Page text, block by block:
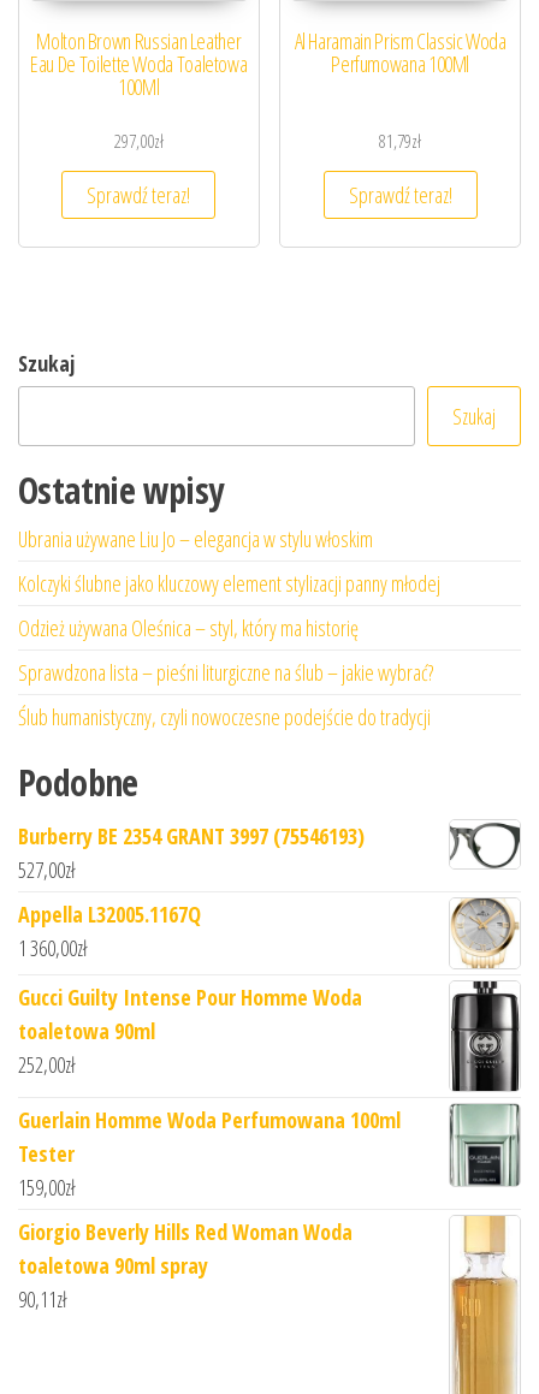
Molton Brown Russian Leather
Eau De Toilette Woda Toaletowa
100Ml
297,00zł
Sprawdź teraz!
Al Haramain Prism Classic Woda
Perfumowana 100Ml
81,79zł
Sprawdź teraz!
Szukaj
Szukaj
Ostatnie wpisy
Ubrania używane Liu Jo – elegancja w stylu włoskim
Kolczyki ślubne jako kluczowy element stylizacji panny młodej
Odzież używana Oleśnica – styl, który ma historię
Sprawdzona lista – pieśni liturgiczne na ślub – jakie wybrać?
Ślub humanistyczny, czyli nowoczesne podejście do tradycji
Podobne
Burberry BE 2354 GRANT 3997 (75546193)
527,00zł
Appella L32005.1167Q
1 360,00zł
Gucci Guilty Intense Pour Homme Woda
toaletowa 90ml
252,00zł
Guerlain Homme Woda Perfumowana 100ml
Tester
159,00zł
Giorgio Beverly Hills Red Woman Woda
toaletowa 90ml spray
90,11zł